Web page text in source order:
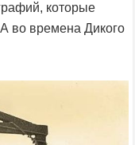
которые
во времена Дикого